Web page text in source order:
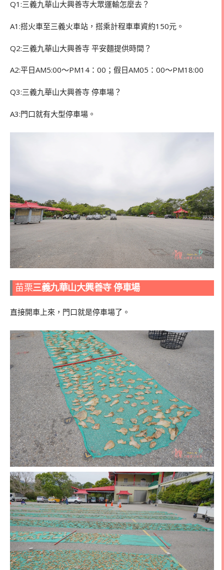
Q1:三義九華山大興善寺大眾運輸怎麼去？
A1:搭火車至三義火車站，搭乘計程車車資約150元。
Q2:三義九華山大興善寺 平安麵提供時間？
A2:平日AM5:00～PM14 ： 00 ；假日AM05 ： 00～PM18:00
Q3:三義九華山大興善寺 停車場？
A3:門口就有大型停車場。
苗栗三義九華山大興善寺 停車場
直接開車上來，門口就是停車場了。